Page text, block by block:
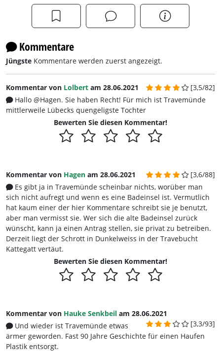
Kommentare
Jüngste Kommentare werden zuerst angezeigt.
Kommentar von Lolbert am 28.06.2021
[3,5/82]
Hallo @Hagen. Sie haben Recht! Für mich ist Travemünde
mittlerweile Lübecks quengeligste Tochter
Bewerten Sie diesen Kommentar!
Kommentar von Hagen am 28.06.2021
[3,6/88]
Es gibt ja in Travemünde scheinbar nichts, worüber man
sich nicht aufregt und wenn es eine Badeinsel ist. Vermutlich
hat kaum einer der hier Kommentare schreibt sie je benutzt,
aber man vermisst sie. Wer sich die alte Badeinsel zurück
wünscht, kann ja einen Antrag stellen, sie privat zu betreiben.
Derzeit liegt der Schrott in Dunkelweiss in der Travebucht
Kattegatt vertäut.
Bewerten Sie diesen Kommentar!
Kommentar von Hauke Senkbeil am 28.06.2021
[3,3/93]
Und wieder ist Travemünde etwas
ärmer geworden. Fast 90 Jahre Geschichte für einen Haufen
Plastik entsorgt.